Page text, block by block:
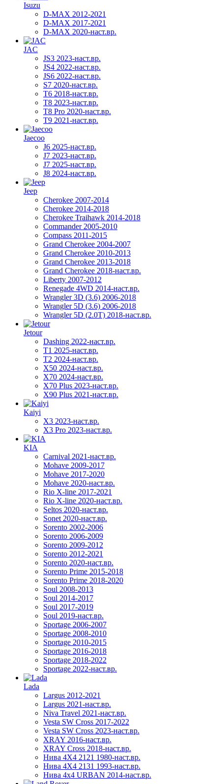
Isuzu
D-MAX 2012-2021
D-MAX 2017-2021
D-MAX 2020-наст.вр.
JAC
JS3 2023-наст.вр.
JS4 2022-наст.вр.
JS6 2022-наст.вр.
S7 2020-наст.вр.
T6 2018-наст.вр.
T8 2023-наст.вр.
T8 Pro 2020-наст.вр.
T9 2021-наст.вр.
Jaecoo
J6 2025-наст.вр.
J7 2023-наст.вр.
J7 2025-наст.вр.
J8 2024-наст.вр.
Jeep
Cherokee 2007-2014
Cherokee 2014-2018
Cherokee Traihawk 2014-2018
Commander 2005-2010
Compass 2011-2015
Grand Cherokee 2004-2007
Grand Cherokee 2010-2013
Grand Cherokee 2013-2018
Grand Cherokee 2018-наст.вр.
Liberty 2007-2012
Renegade 4WD 2014-наст.вр.
Wrangler 3D (3.6) 2006-2018
Wrangler 5D (3.6) 2006-2018
Wrangler 5D (2.0T) 2018-наст.вр.
Jetour
Dashing 2022-наст.вр.
T1 2025-наст.вр.
T2 2024-наст.вр.
X50 2024-наст.вр.
X70 2024-наст.вр.
X70 Plus 2023-наст.вр.
X90 Plus 2021-наст.вр.
Kaiyi
X3 2023-наст.вр.
X3 Pro 2023-наст.вр.
KIA
Carnival 2021-наст.вр.
Mohave 2009-2017
Mohave 2017-2020
Mohave 2020-наст.вр.
Rio X-line 2017-2021
Rio X-line 2020-наст.вр.
Seltos 2020-наст.вр.
Sonet 2020-наст.вр.
Sorento 2002-2006
Sorento 2006-2009
Sorento 2009-2012
Sorento 2012-2021
Sorento 2020-наст.вр.
Sorento Prime 2015-2018
Sorento Prime 2018-2020
Soul 2008-2013
Soul 2014-2017
Soul 2017-2019
Soul 2019-наст.вр.
Sportage 2006-2007
Sportage 2008-2010
Sportage 2010-2015
Sportage 2016-2018
Sportage 2018-2022
Sportage 2022-наст.вр.
Lada
Largus 2012-2021
Largus 2021-наст.вр.
Niva Travel 2021-наст.вр.
Vesta SW Cross 2017-2022
Vesta SW Cross 2023-наст.вр.
XRAY 2016-наст.вр.
XRAY Cross 2018-наст.вр.
Нива 4X4 2121 1980-наст.вр.
Нива 4X4 2131 1993-наст.вр.
Нива 4х4 URBAN 2014-наст.вр.